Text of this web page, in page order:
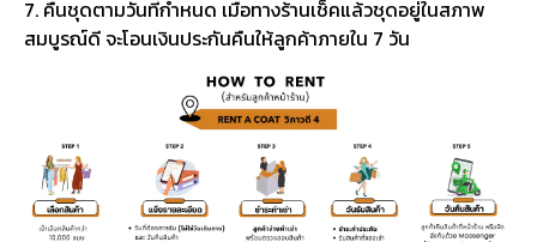
7. คืนชุดตามวันที่กำหนด เมื่อทางร้านเช็คแล้วชุดอยู่ในสภาพ
สมบูรณ์ดี จะโอนเงินประกันคืนให้ลูกค้าภายใน 7 วัน